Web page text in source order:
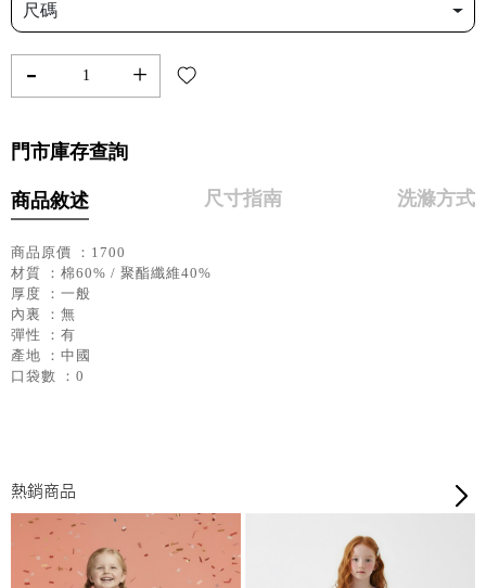
尺碼
- +
門市庫存查詢
商品敘述 尺寸指南 洗滌方式
商品原價 ：1700
材質 ：棉60% / 聚酯纖維40%
厚度 ：一般
內裏 ：無
彈性 ：有
產地 ：中國
口袋數 ：0
熱銷商品